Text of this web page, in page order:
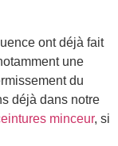
ont déjà fait
une
du
déjà dans notre
minceur, si